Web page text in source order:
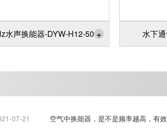
水声换能器-DYW-H12-500+ 水下
07-21
空气中换能器，是不是频率越高，有